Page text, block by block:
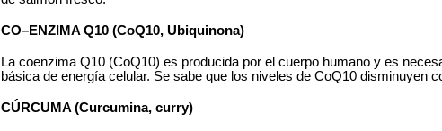
CO–ENZIMA Q10 (CoQ10, Ubiquinona)
La coenzima Q10 (CoQ10) es producida por el cuerpo humano y es
básica de energía celular. Se sabe que los niveles de CoQ10 disminuyen
CÚRCUMA (Curcumina, curry)